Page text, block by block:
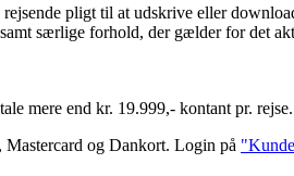
pligt til at udskrive eller
særlige forhold, der gælder for det
mere end kr. 19.999,- kontant pr. rejse.
Mastercard og Dankort. Login på